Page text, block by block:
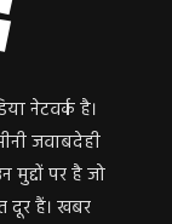
नेटवर्क है।
जवाबदेही
मुद्दों पर है जो
दूर हैं। खबर